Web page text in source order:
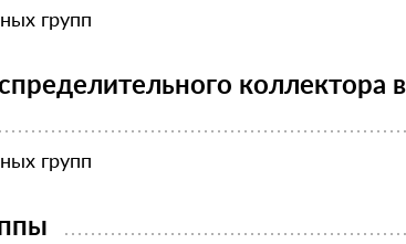
групп
коллектора
групп